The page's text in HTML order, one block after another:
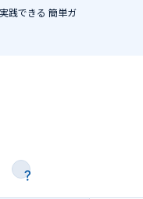
践できる 簡単ガ